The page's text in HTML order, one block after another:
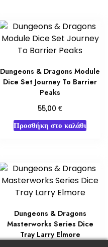
Dungeons & Dragons Module
Dice Set Journey To Barrier
Peaks
55,00€
Προσθήκη στο καλάθι
Dungeons & Dragons
Masterworks Series Dice
Tray Larry Elmore